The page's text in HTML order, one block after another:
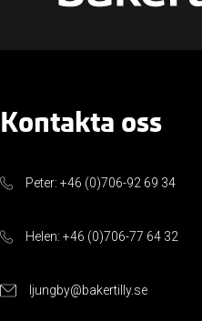
Kontakta oss
Peter: +46 (0)706-92 69 34
Helen: +46 (0)706-77 64 32
ljungby@bakertilly.se